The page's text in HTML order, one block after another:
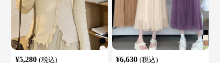
¥5,280 (税込) ¥6,630 (税込)